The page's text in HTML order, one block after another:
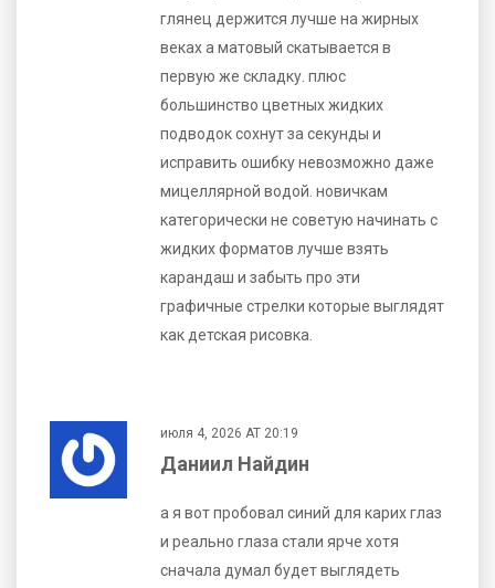
глянец держится лучше на жирных
веках а матовый скатывается в
первую же складку. плюс
большинство цветных жидких
подводок сохнут за секунды и
исправить ошибку невозможно даже
мицеллярной водой. новичкам
категорически не советую начинать с
жидких форматов лучше взять
карандаш и забыть про эти
графичные стрелки которые выглядят
как детская рисовка.
июля 4, 2026 AT 20:19
Даниил Найдин
а я вот пробовал синий для карих глаз
и реально глаза стали ярче хотя
сначала думал будет выглядеть